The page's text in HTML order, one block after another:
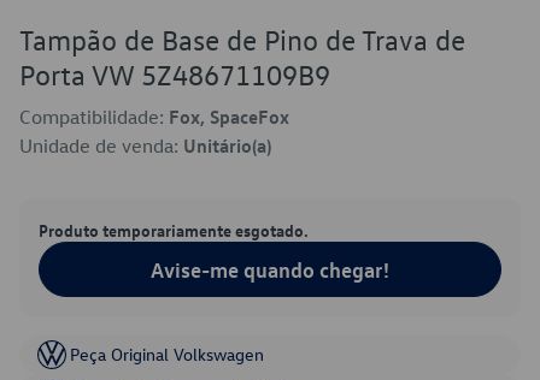
Tampão de Base de Pino de Trava de
Porta VW 5Z48671109B9
Compatibilidade: Fox, SpaceFox
Unidade de venda: Unitário(a)
Produto temporariamente esgotado.
Avise-me quando chegar!
Peça Original Volkswagen